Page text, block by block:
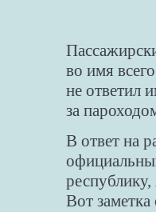
во имя
не ответил
за
В ответ на
Вот